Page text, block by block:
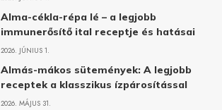
Alma-cékla-répa lé – a legjobb
immunerősítő ital receptje és hatásai
2026. JÚNIUS 1.
Almás-mákos sütemények: A legjobb
receptek a klasszikus ízpárosítással
2026. MÁJUS 31.